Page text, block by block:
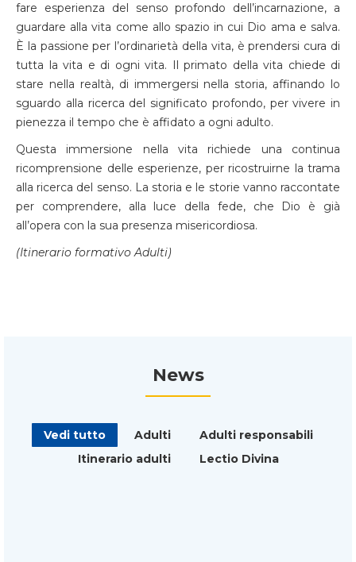
fare esperienza del senso profondo dell’incarnazione, a
guardare alla vita come allo spazio in cui Dio ama e salva.
È la passione per l’ordinarietà della vita, è prendersi cura di
tutta la vita e di ogni vita. Il primato della vita chiede di
stare nella realtà, di immergersi nella storia, affinando lo
sguardo alla ricerca del significato profondo, per vivere in
pienezza il tempo che è affidato a ogni adulto.
Questa immersione nella vita richiede una continua
ricomprensione delle esperienze, per ricostruirne la trama
alla ricerca del senso. La storia e le storie vanno raccontate
per comprendere, alla luce della fede, che Dio è già
all’opera con la sua presenza misericordiosa.
(Itinerario formativo Adulti)
News
Vedi tutto Adulti
Adulti responsabili
Itinerario adulti
Lectio Divina